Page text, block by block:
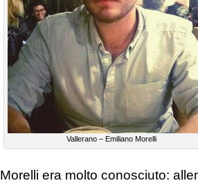
Vallerano – Emiliano Morelli
Morelli era molto conosciuto: